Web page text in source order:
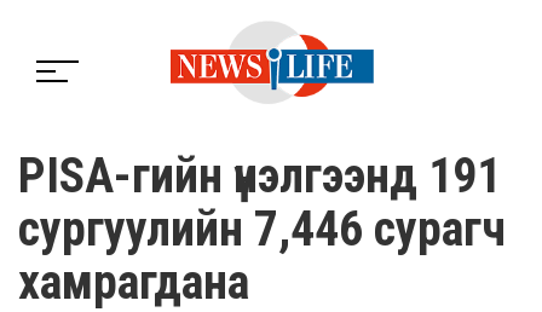
PISA-гийн үнэлгээнд 191
сургуулийн 7,446 сурагч
хамрагдана